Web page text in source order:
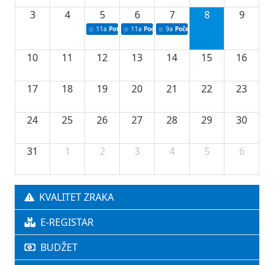
3 4 5
11a Potpisivanje ugovora o stipendijama za
6
11a Podrška razvoju vodne infrastrukture u
7
9a Početak izgradnje nove
8 9
10 11 12 13 14 15 16
17 18 19 20 21 22 23
24 25 26 27 28 29 30
31 1 2 3 4 5 6
KVALITET ZRAKA
E-REGISTAR
BUDŽET